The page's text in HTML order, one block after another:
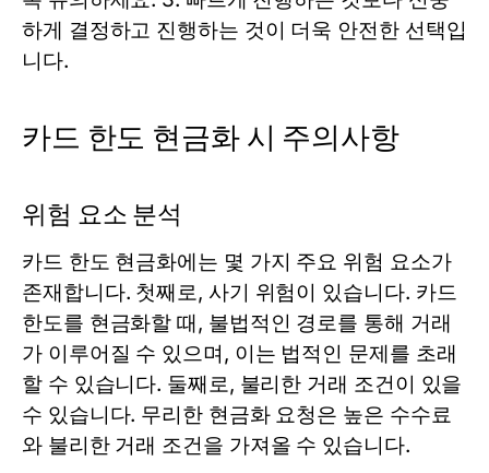
하게 결정하고 진행하는 것이 더욱 안전한 선택입
니다.
카드 한도 현금화 시 주의사항
위험 요소 분석
카드 한도 현금화에는 몇 가지 주요 위험 요소가
존재합니다. 첫째로, 사기 위험이 있습니다. 카드
한도를 현금화할 때, 불법적인 경로를 통해 거래
가 이루어질 수 있으며, 이는 법적인 문제를 초래
할 수 있습니다. 둘째로, 불리한 거래 조건이 있을
수 있습니다. 무리한 현금화 요청은 높은 수수료
와 불리한 거래 조건을 가져올 수 있습니다.